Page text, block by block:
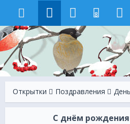
8
Открытки Поздравления
С днём рождения